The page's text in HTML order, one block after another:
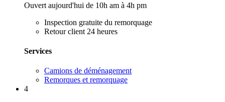
Ouvert aujourd'hui de 10h am à 4h pm
Inspection gratuite du remorquage
Retour client 24 heures
Services
Camions de déménagement
Remorques et remorquage
4